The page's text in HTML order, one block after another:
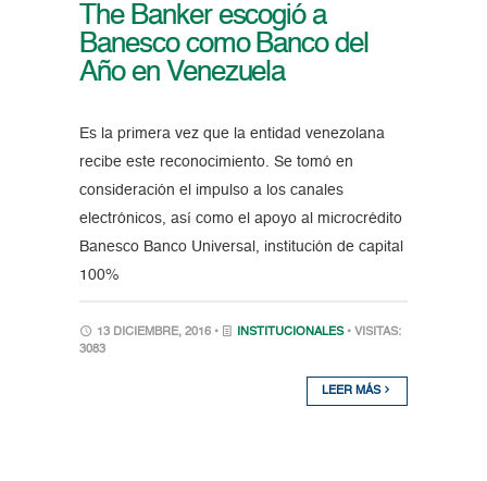
The Banker escogió a
Banesco como Banco del
Año en Venezuela
Es la primera vez que la entidad venezolana
recibe este reconocimiento. Se tomó en
consideración el impulso a los canales
electrónicos, así como el apoyo al microcrédito
Banesco Banco Universal, institución de capital
100%
13 DICIEMBRE, 2016 • INSTITUCIONALES • VISITAS:
3083
LEER MÁS